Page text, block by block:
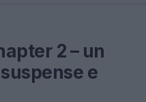
2 – un
e